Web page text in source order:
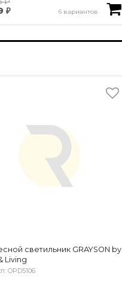
₽
6 вариантов
светильник GRAYSON by
Living
OPD5106